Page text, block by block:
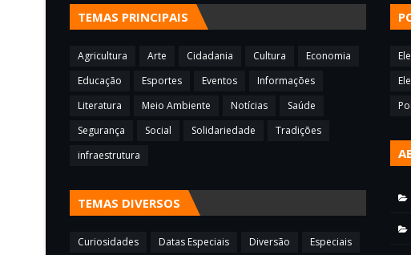
TEMAS PRINCIPAIS
Agricultura Arte Cidadania Cultura
Economia
Educação
Esportes Eventos
Informações
Literatura
Meio Ambiente Notícias
Saúde
Segurança
Social Solidariedade
Tradições
infraestrutura
TEMAS DIVERSOS
Curiosidades Datas Especiais Diversão Especiais